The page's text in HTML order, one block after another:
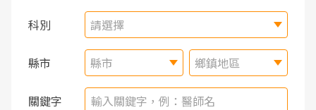
科別 請選擇
縣市 縣市 鄉鎮地區
關鍵字